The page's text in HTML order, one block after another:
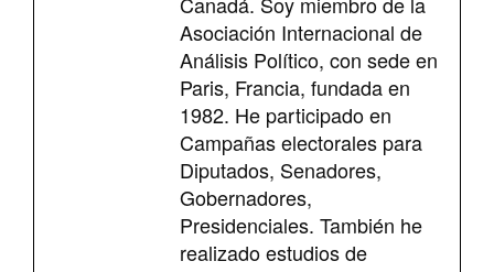
Asociación Internacional de
Análisis Político, con sede en
Paris, Francia, fundada en
1982. He participado en
Campañas electorales para
Diputados, Senadores,
Gobernadores,
Presidenciales. También he
realizado estudios de